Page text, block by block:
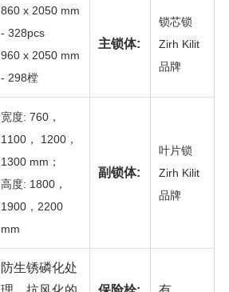
860 x 2050 mm
- 328pcs
960 x 2050 mm
- 298樘
主锁体:
锁芯锁
Zirh Kilit
品牌
宽度: 760，
1100， 1200，
1300 mm；
高度: 1800，
1900，2200
mm
副锁体:
叶片锁
Zirh Kilit
品牌
防生锈磷化处